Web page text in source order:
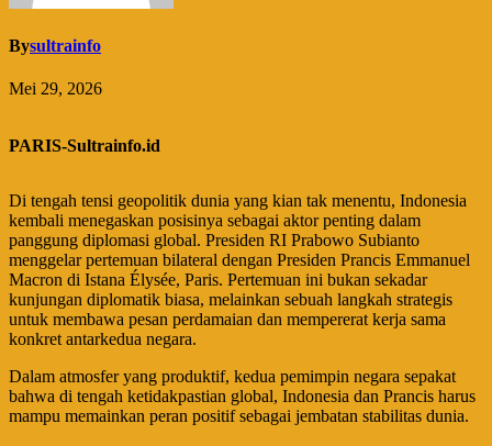
Bysultrainfo
Mei 29, 2026
PARIS-Sultrainfo.id
Di tengah tensi geopolitik dunia yang kian tak menentu, Indonesia
kembali menegaskan posisinya sebagai aktor penting dalam
panggung diplomasi global. Presiden RI Prabowo Subianto
menggelar pertemuan bilateral dengan Presiden Prancis Emmanuel
Macron di Istana Élysée, Paris. Pertemuan ini bukan sekadar
kunjungan diplomatik biasa, melainkan sebuah langkah strategis
untuk membawa pesan perdamaian dan mempererat kerja sama
konkret antarkedua negara.
​Dalam atmosfer yang produktif, kedua pemimpin negara sepakat
bahwa di tengah ketidakpastian global, Indonesia dan Prancis harus
mampu memainkan peran positif sebagai jembatan stabilitas dunia.